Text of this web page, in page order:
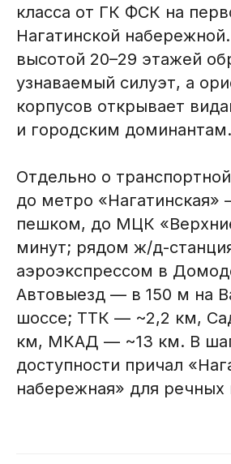
класса от ГК ФСК на
Нагатинской
высотой 20–29 этажей
узнаваемый силуэт, а
корпусов открывает
и городским доминантам.
Отдельно о
до метро «Нагатинская»
пешком, до МЦК
минут; рядом ж/д-
аэроэкспрессом в
Автовыезд — в 150 м на
шоссе; ТТК — ~2,2 км,
км, МКАД — ~13 км. В
доступности причал
набережная» для